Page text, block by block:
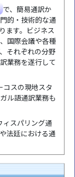
で、簡易通訳か
的・技術的な通
ます。ビジネス
国際会議や各種
それぞれの分野
業務を遂行して
コスの現地スタ
ル語通訳業務も
ィスパリング通
法廷における通